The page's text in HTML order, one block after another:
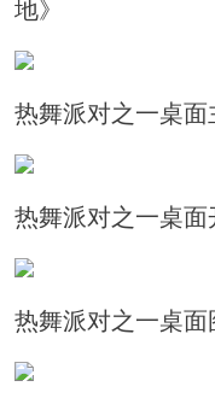
地》
热舞派对之一桌面
热舞派对之一桌面
热舞派对之一桌面